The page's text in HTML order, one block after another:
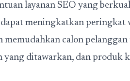
layanan SEO yang
meningkatkan peringkat
memudahkan calon
yang ditawarkan, dan produk